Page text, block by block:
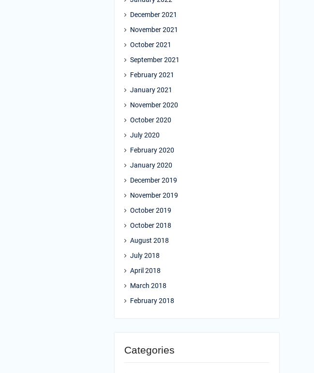
December 2021
November 2021
October 2021
September 2021
February 2021
January 2021
November 2020
October 2020
July 2020
February 2020
January 2020
December 2019
November 2019
October 2019
October 2018
August 2018
July 2018
April 2018
March 2018
February 2018
Categories